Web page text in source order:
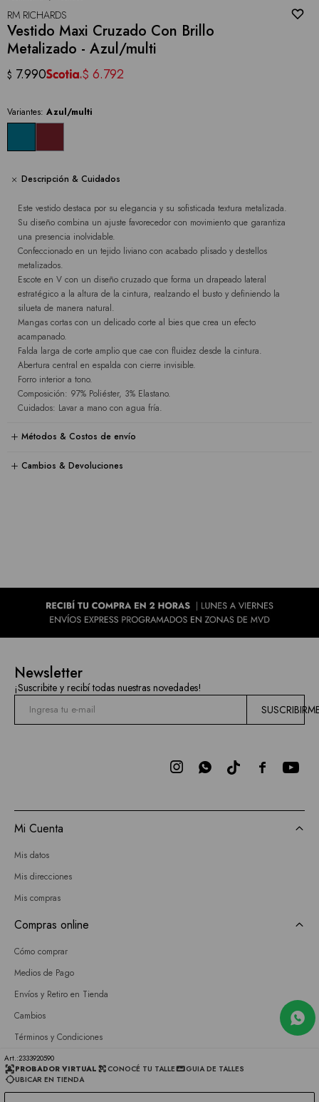
RM RICHARDS
Vestido Maxi Cruzado Con Brillo
Metalizado - Azul/multi
$ 7.990 $ 6.792
Variantes: Azul/multi
2333920590
PROBADOR VIRTUAL
CONOCÉ TU TALLE
GUIA DE TALLES
UBICAR EN TIENDA
Descripción & Cuidados
Este vestido destaca por su elegancia y su sofisticada textura metalizada.
Su diseño combina un ajuste favorecedor con movimiento que garantiza
una presencia inolvidable.
Confeccionado en un tejido liviano con acabado plisado y destellos
metalizados.
Escote en V con un diseño cruzado que forma un drapeado lateral
estratégico a la altura de la cintura, realzando el busto y definiendo la
silueta de manera natural.
Mangas cortas con un delicado corte al bies que crea un efecto
acampanado.
Falda larga de corte amplio que cae con fluidez desde la cintura.
Abertura central en espalda con cierre invisible.
Forro interior a tono.
Composición: 97% Poliéster, 3% Elastano.
Cuidados: Lavar a mano con agua fría.
Métodos & Costos de envío
Cambios & Devoluciones
Newsletter
¡Suscribite y recibí todas nuestras novedades!

 
Mi Cuenta
Mis datos
Mis direcciones
Mis compras
Compras online
Cómo comprar
Medios de Pago
Envíos y Retiro en Tienda
Cambios
Términos y Condiciones
GIFT CARD
Empresa